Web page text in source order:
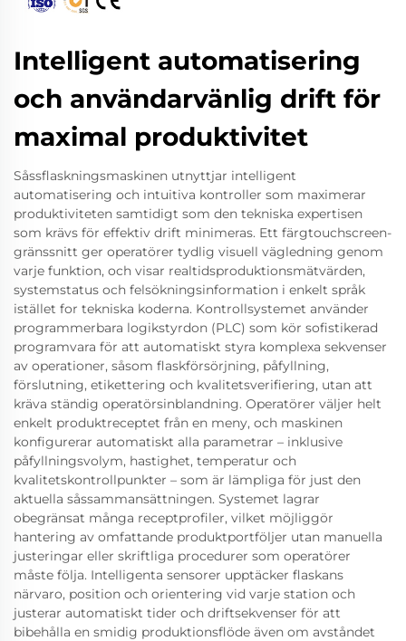
Intelligent automatisering
och användarvänlig drift för
maximal produktivitet
Såssflaskningsmaskinen utnyttjar intelligent
automatisering och intuitiva kontroller som maximerar
produktiviteten samtidigt som den tekniska expertisen
som krävs för effektiv drift minimeras. Ett färgtouchscreen-
gränssnitt ger operatörer tydlig visuell vägledning genom
varje funktion, och visar realtidsproduktionsmätvärden,
systemstatus och felsökningsinformation i enkelt språk
istället for tekniska koderna. Kontrollsystemet använder
programmerbara logikstyrdon (PLC) som kör sofistikerad
programvara för att automatiskt styra komplexa sekvenser
av operationer, såsom flaskförsörjning, påfyllning,
förslutning, etikettering och kvalitetsverifiering, utan att
kräva ständig operatörsinblandning. Operatörer väljer helt
enkelt produktreceptet från en meny, och maskinen
konfigurerar automatiskt alla parametrar – inklusive
påfyllningsvolym, hastighet, temperatur och
kvalitetskontrollpunkter – som är lämpliga för just den
aktuella såssammansättningen. Systemet lagrar
obegränsat många receptprofiler, vilket möjliggör
hantering av omfattande produktportföljer utan manuella
justeringar eller skriftliga procedurer som operatörer
måste följa. Intelligenta sensorer upptäcker flaskans
närvaro, position och orientering vid varje station och
justerar automatiskt tider och driftsekvenser för att
bibehålla en smidig produktionsflöde även om avståndet